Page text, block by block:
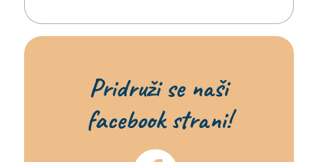
Pridruži se naši
facebook strani!